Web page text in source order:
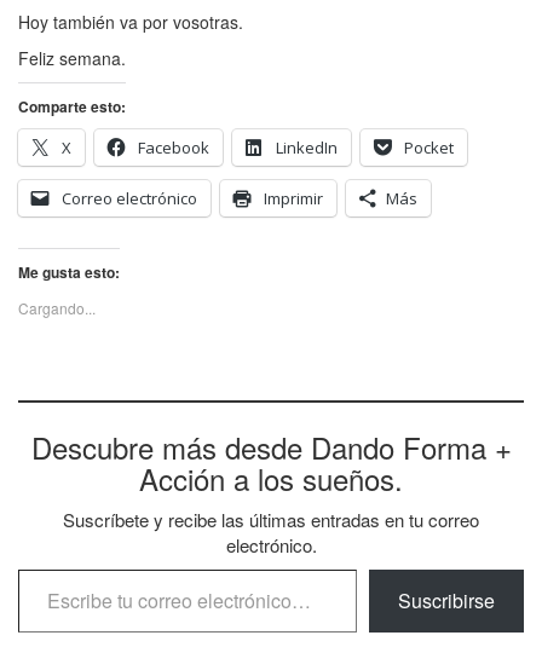
Hoy también va por vosotras.
Feliz semana.
Comparte esto:
X
Facebook LinkedIn Pocket
Correo electrónico Imprimir Más
Me gusta esto:
Cargando...
Descubre más desde Dando Forma +
Acción a los sueños.
Suscríbete y recibe las últimas entradas en tu correo
electrónico.
Escribe tu correo electrónico…
Suscribirse